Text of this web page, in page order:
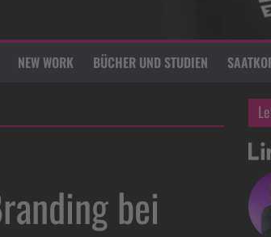
NEW WORK BÜCHER UND STUDIEN
bei